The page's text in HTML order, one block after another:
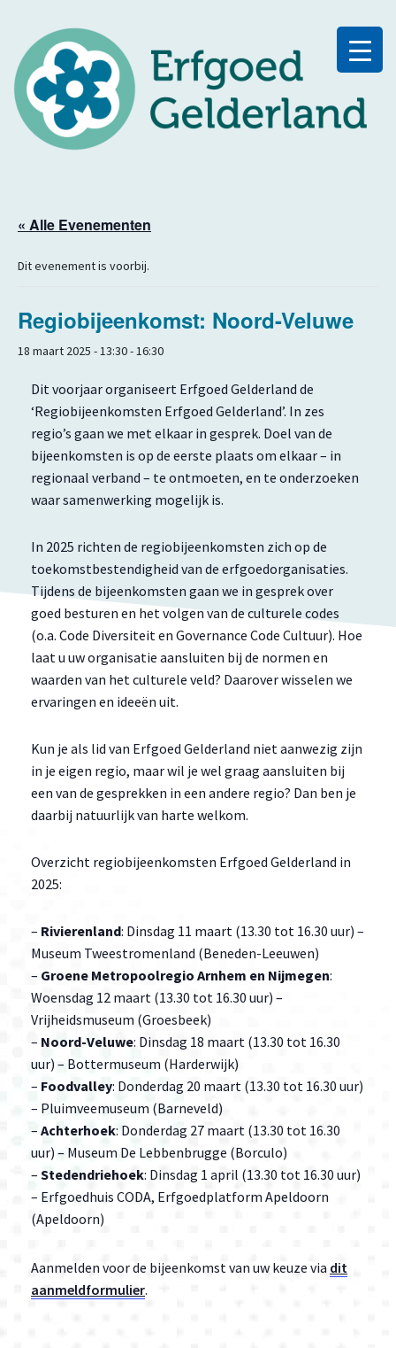
« Alle Evenementen
Dit evenement is voorbij.
Regiobijeenkomst: Noord-Veluwe
18 maart 2025 - 13:30-16:30
Dit voorjaar organiseert Erfgoed Gelderland de
‘Regiobijeenkomsten Erfgoed Gelderland’. In zes
regio’s gaan we met elkaar in gesprek. Doel van de
bijeenkomsten is op de eerste plaats om elkaar – in
regionaal verband – te ontmoeten, en te onderzoeken
waar samenwerking mogelijk is.
In 2025 richten de regiobijeenkomsten zich op de
toekomstbestendigheid van de erfgoedorganisaties.
Tijdens de bijeenkomsten gaan we in gesprek over
goed besturen en het volgen van de culturele codes
(o.a. Code Diversiteit en Governance Code Cultuur). Hoe
laat u uw organisatie aansluiten bij de normen en
waarden van het culturele veld? Daarover wisselen we
ervaringen en ideeën uit.
Kun je als lid van Erfgoed Gelderland niet aanwezig zijn
in je eigen regio, maar wil je wel graag aansluiten bij
een van de gesprekken in een andere regio? Dan ben je
daarbij natuurlijk van harte welkom.
Overzicht regiobijeenkomsten Erfgoed Gelderland in
2025:
– Rivierenland: Dinsdag 11 maart (13.30 tot 16.30 uur) –
Museum Tweestromenland (Beneden-Leeuwen)
– Groene Metropoolregio Arnhem en Nijmegen:
Woensdag 12 maart (13.30 tot 16.30 uur) –
Vrijheidsmuseum (Groesbeek)
– Noord-Veluwe: Dinsdag 18 maart (13.30 tot 16.30
uur) – Bottermuseum (Harderwijk)
– Foodvalley: Donderdag 20 maart (13.30 tot 16.30 uur)
– Pluimveemuseum (Barneveld)
– Achterhoek: Donderdag 27 maart (13.30 tot 16.30
uur) – Museum De Lebbenbrugge (Borculo)
– Stedendriehoek: Dinsdag 1 april (13.30 tot 16.30 uur)
– Erfgoedhuis CODA, Erfgoedplatform Apeldoorn
(Apeldoorn)
Aanmelden voor de bijeenkomst van uw keuze via dit
aanmeldformulier.